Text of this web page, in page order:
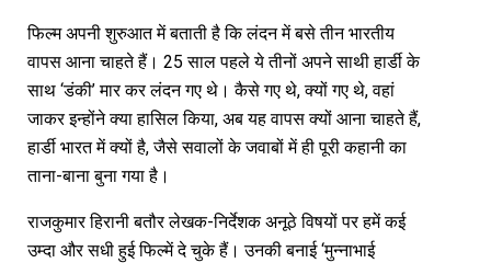
फिल्म अपनी शुरुआत में बताती है कि लंदन में बसे तीन भारतीय
वापस आना चाहते हैं। 25 साल पहले ये तीनों अपने साथी हार्डी के
साथ ‘डंकी’ मार कर लंदन गए थे। कैसे गए थे, क्यों गए थे, वहां
जाकर इन्होंने क्या हासिल किया, अब यह वापस क्यों आना चाहते हैं,
हार्डी भारत में क्यों है, जैसे सवालों के जवाबों में ही पूरी कहानी का
ताना-बाना बुना गया है।
राजकुमार हिरानी बतौर लेखक-निर्देशक अनूठे विषयों पर हमें कई
उम्दा और सधी हुई फिल्में दे चुके हैं। उनकी बनाई ‘मुन्नाभाई